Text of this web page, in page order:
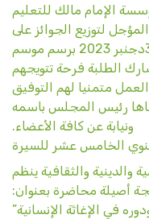
الإمام مالك للتعليم
لتوزيع الجوائز على
الطلبة المتفوقين ظهر يوم السبت 30دجنبر 2023 برسم موسم
وشارك الطلبة فرحة تتويجهم
متمنيا لهم التوفيق
رئيس المجلس باسمه
ونيابة عن كافة الأعضاء.
الخامس عشر للسيرة
والدينية والثقافية ينظم
أصيلة محاضرة بعنوان:
في الإغاثة الإنسانية”